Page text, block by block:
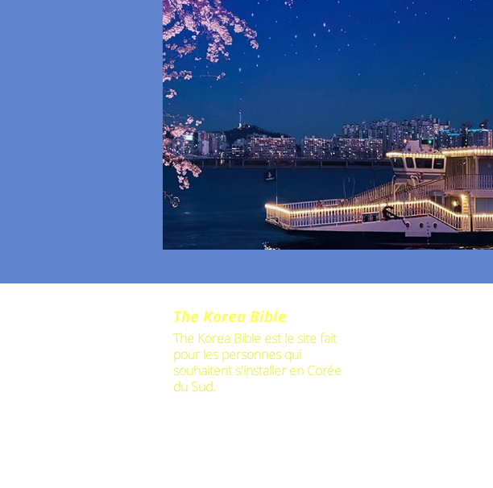
The Korea Bible
The Korea Bible est le site fait
pour les personnes qui
souhaitent s'installer en Corée
du Sud.